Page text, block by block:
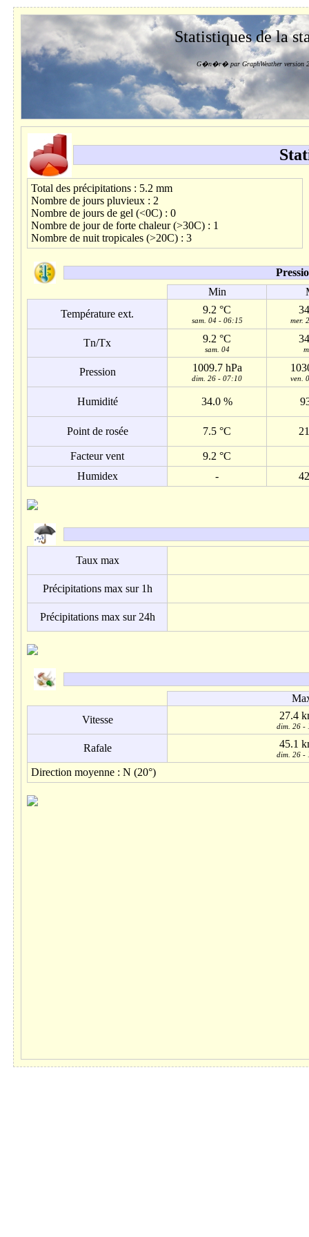
Statistiques de la
G�n�r� par GraphWeather version